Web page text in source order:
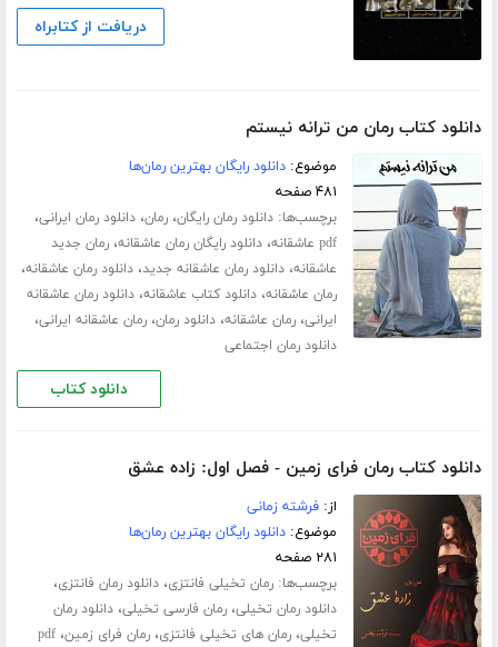
دریافت از کتابراه
دانلود کتاب رمان من ترانه نیستم
موضوع:دانلود رایگان بهترین رمان‌ها
۴۸۱ صفحه
برچسب‌ها:دانلود رمان رایگان،رمان،دانلود رمان ایرانی،
pdf عاشقانه ،دانلود رایگان رمان عاشقانه،رمان جدید
عاشقانه،دانلود رمان عاشقانه جدید،دانلود رمان عاشقانه،
رمان عاشقانه،دانلود کتاب عاشقانه،دانلود رمان عاشقانه
ایرانی،رمان عاشقانه،دانلود رمان،رمان عاشقانه ایرانی،
دانلود رمان اجتماعی
دانلود کتاب
دانلود کتاب رمان فرای زمین - فصل اول: زاده عشق
از:فرشته زمانی
موضوع:دانلود رایگان بهترین رمان‌ها
۲۸۱ صفحه
برچسب‌ها:رمان تخیلی فانتزی،دانلود رمان فانتزی،
دانلود رمان تخیلی،رمان فارسی تخیلی،دانلود رمان
تخیلی،رمان های تخیلی فانتزی،رمان فرای زمین،pdf